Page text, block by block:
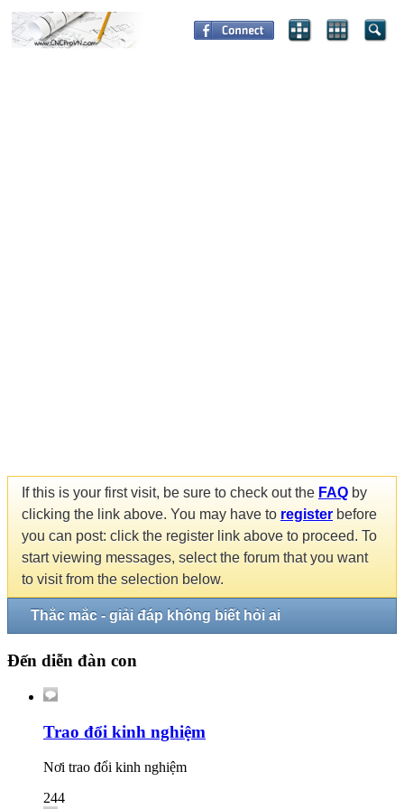
If this is your first visit, be sure to check out the FAQ by
clicking the link above. You may have to register before
you can post: click the register link above to proceed. To
start viewing messages, select the forum that you want
to visit from the selection below.
Thắc mắc - giải đáp không biết hỏi ai
Đến diễn đàn con
Trao đổi kinh nghiệm
Nơi trao đổi kinh nghiệm
244